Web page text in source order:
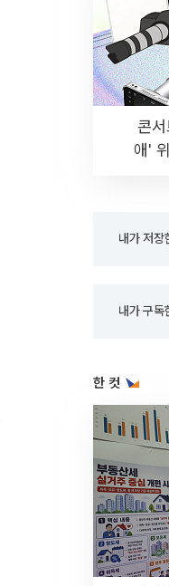
콘
애'
내가 저장
내가 구독
한 컷